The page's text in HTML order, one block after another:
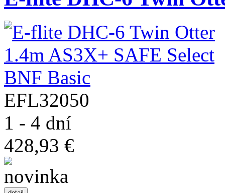
EFL32050
1 - 4 dní
428,93 €